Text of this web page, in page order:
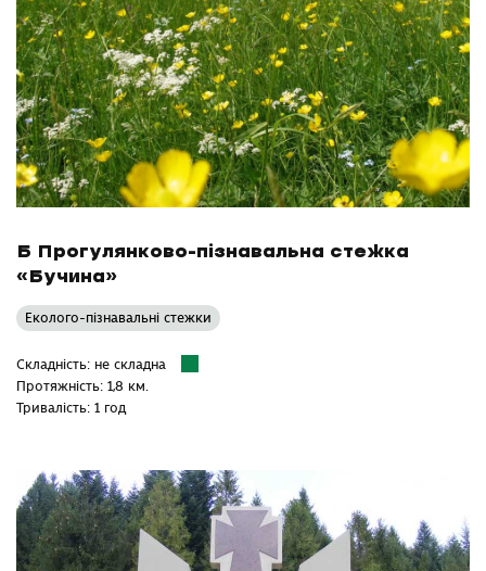
Б Прогулянково-пізнавальна стежка
«Бучина»
Еколого-пізнавальні стежки
Складність: не складна
Протяжність: 1,8 км.
Тривалість: 1 год